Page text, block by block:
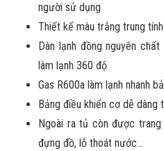
người sử dụng
Thiết kế màu trắng trung
Dàn lạnh đồng nguyên
làm lạnh 360 độ
Gas R600a làm lạnh nhanh
Bảng điều khiển cơ dễ dàng
Ngoài ra tủ còn được
đựng đồ, lỗ thoát nước…